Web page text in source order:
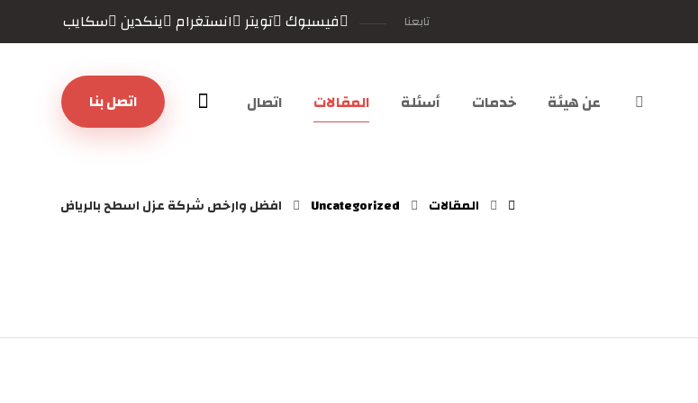
فيسبوك تويتر انستغرام ينكدين سكايب تابعنا
اتصل بنا عن هيئة خدمات أسئلة المقالات اتصال
المقالات Uncategorized افضل وارخص شركة عزل اسطح بالرياض